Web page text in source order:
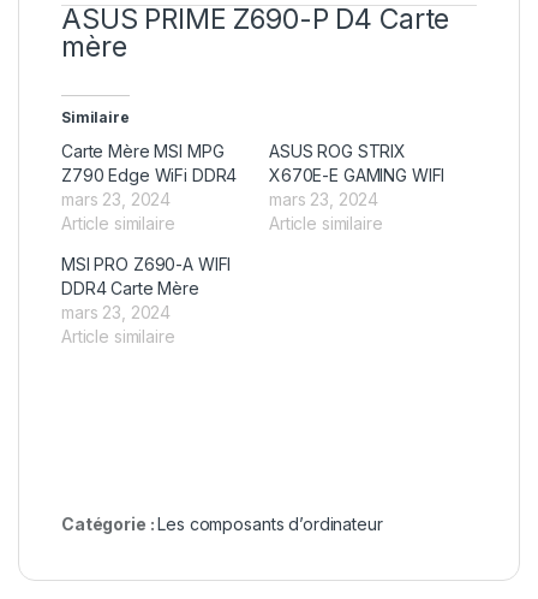
ASUS PRIME Z690-P D4 Carte
mère
Similaire
Carte Mère MSI MPG
Z790 Edge WiFi DDR4
mars 23, 2024
Article similaire
ASUS ROG STRIX
X670E-E GAMING WIFI
mars 23, 2024
Article similaire
MSI PRO Z690-A WIFI
DDR4 Carte Mère
mars 23, 2024
Article similaire
Catégorie :Les composants d’ordinateur